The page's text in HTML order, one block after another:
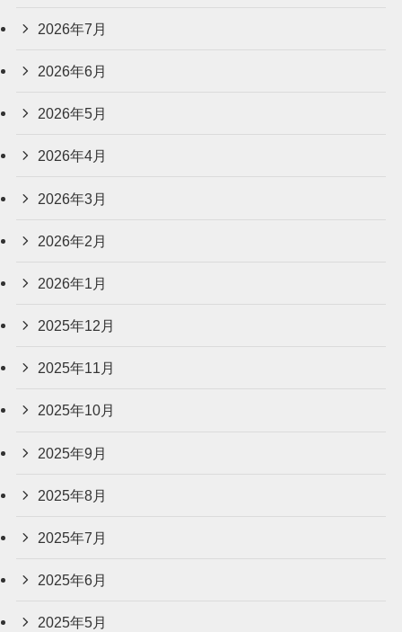
2026年7月
2026年6月
2026年5月
2026年4月
2026年3月
2026年2月
2026年1月
2025年12月
2025年11月
2025年10月
2025年9月
2025年8月
2025年7月
2025年6月
2025年5月